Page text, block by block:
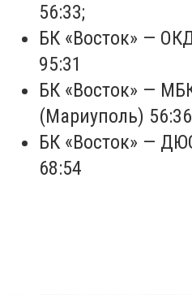
56:33;
БК «Восток» —
95:31
БК «Восток» —
(Мариуполь) 56:36
БК «Восток» —
68:54